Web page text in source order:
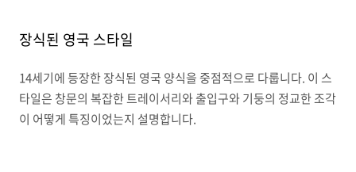
장식된 영국 스타일
14세기에 등장한 장식된 영국 양식을 중점적으로 다룹니다. 이 스
타일은 창문의 복잡한 트레이서리와 출입구와 기둥의 정교한 조각
이 어떻게 특징이었는지 설명합니다.